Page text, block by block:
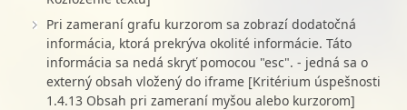
Pri zameraní grafu kurzorom sa zobrazí dodatočná
informácia, ktorá prekrýva okolité informácie. Táto
informácia sa nedá skryť pomocou "esc". - jedná sa o
externý obsah vložený do iframe [Kritérium úspešnosti
1.4.13 Obsah pri zameraní myšou alebo kurzorom]